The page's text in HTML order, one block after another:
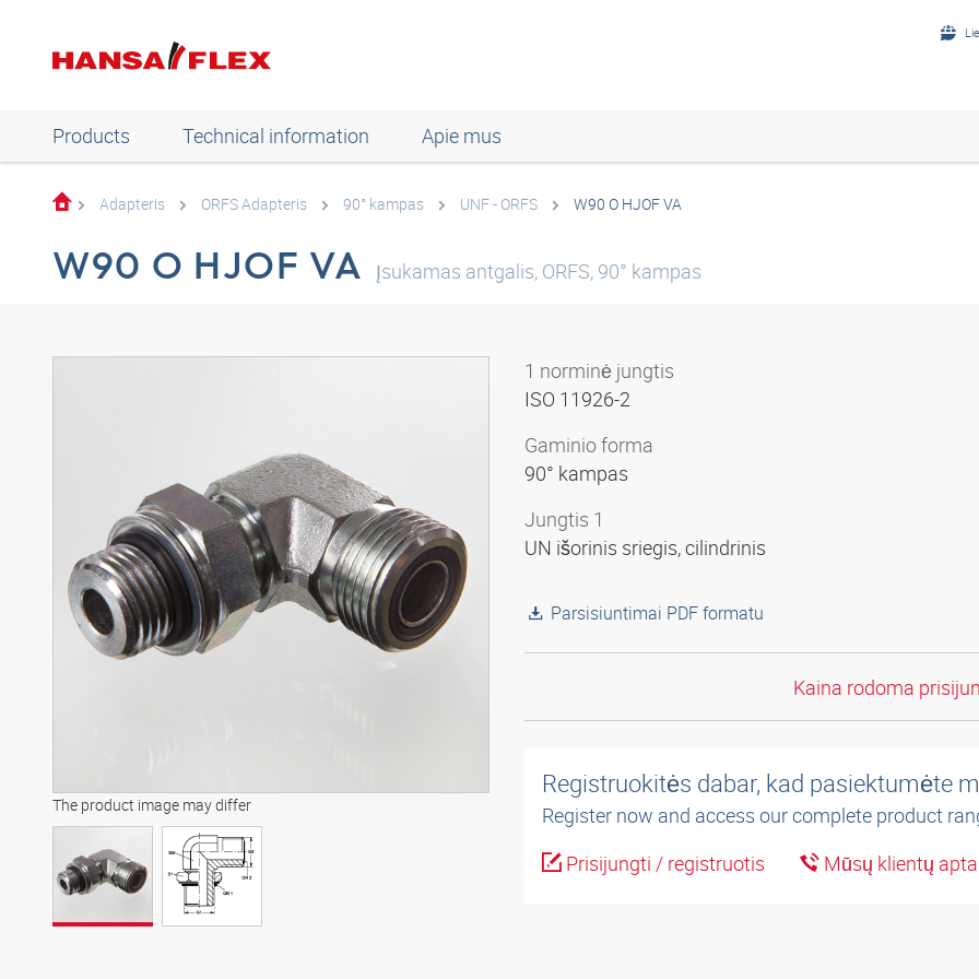
Products Technical information Apie mus
Adapteris ORFS Adapteris 90° kampas UNF - ORFS W90 O HJOF VA
W90 O HJOF VA Įsukamas antgalis, ORFS, 90° kampas
The product image may differ
1 norminė jungtis
ISO 11926-2
Gaminio forma
90° kampas
Jungtis 1
UN išorinis sriegis, cilindrinis
Parsisiuntimai PDF formatu
Kaina rodoma
Registruokitės dabar, kad pasiektumėte
Register now and access our complete product
Prisijungti / registruotis
Mūsų klientų